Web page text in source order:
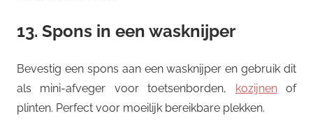
13. Spons in een wasknijper
Bevestig een spons aan een wasknijper en gebruik dit
als mini-afveger voor toetsenborden, kozijnenof
plinten. Perfect voor moeilijk bereikbare plekken.